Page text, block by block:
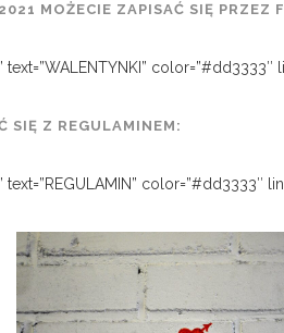
MOŻECIE ZAPISAĆ SIĘ
text=”WALENTYNKI”
SIĘ Z REGULAMINEM:
text=”REGULAMIN”